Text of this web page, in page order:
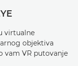
virtualne
objektiva
vam VR putovanje